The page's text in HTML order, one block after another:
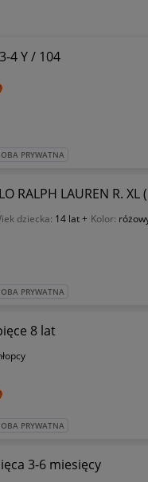
4 Y / 104
PRYWATNA
RALPH LAUREN R. XL
dziecka: 14 lat + Kolor:
PRYWATNA
8 lat
PRYWATNA
3-6 miesięcy